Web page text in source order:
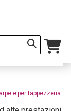
e per tappezzeria